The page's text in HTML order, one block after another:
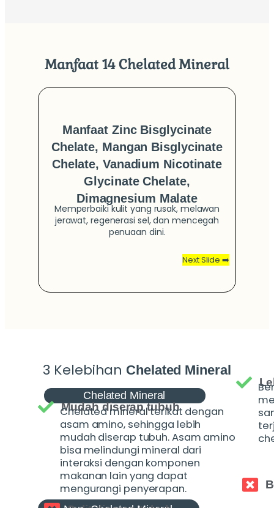
Manfaat 14 Chelated Mineral
Manfaat Zinc Bisglycinate
Chelate, Mangan Bisglycinate
Chelate, Vanadium Nicotinate
Glycinate Chelate,
Dimagnesium Malate
Memperbaiki kulit yang rusak, melawan
jerawat, regenerasi sel, dan mencegah
penuaan dini.
Next Slide ➡️
3 Kelebihan Chelated Mineral
Chelated Mineral
Mudah diserap tubuh
Chelated mineral terikat dengan
asam amino, sehingga lebih
mudah diserap tubuh. Asam amino
bisa melindungi mineral dari
interaksi dengan komponen
makanan lain yang dapat
mengurangi penyerapan.